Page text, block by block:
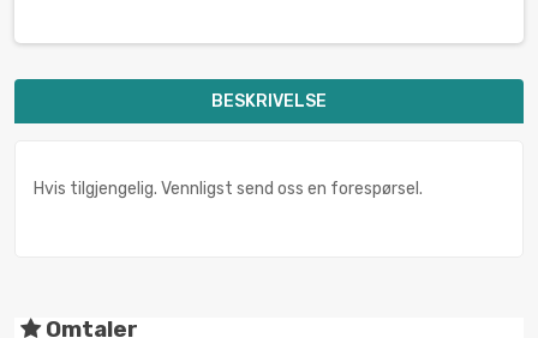
BESKRIVELSE
Hvis tilgjengelig. Vennligst send oss en forespørsel.
Omtaler